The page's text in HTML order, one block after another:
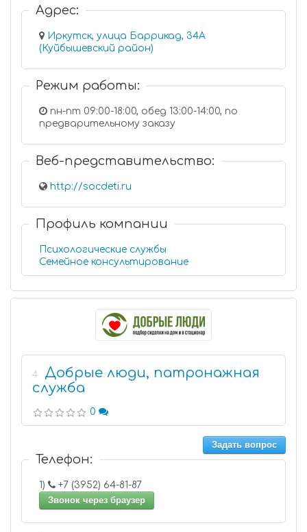
Адрес:
Иркутск, улица Баррикад, 34А
(Куйбышевский район)
Режим работы:
пн-пт 09:00-18:00, обед 13:00-14:00, по
предварительному заказу
Веб-представительство:
http://socdeti.ru
Профиль компании
Психологические службы
Семейное консультирование
4
Добрые люди, патронажная
служба
0
Задать вопрос
Телефон:
1)
+7 (3952) 64-81-87
Звонок через браузер